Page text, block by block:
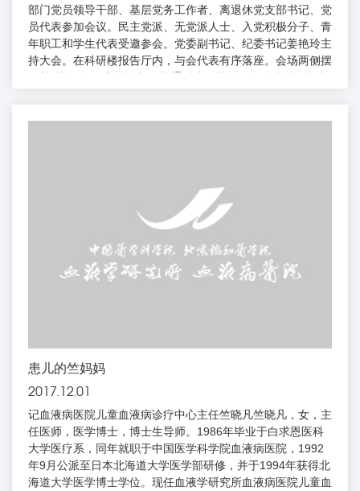
部门党员领导干部、基层党务工作者、离退休党支部书记、党
员代表参加会议。民主党派、无党派人士、入党积极分子、青
年职工和学生代表受邀参会。党委副书记、纪委书记姜艳玲主
持大会。在科研楼报告厅内，与会代表有序落座。会场两侧摆
患儿的竺妈妈
2017.12.01
记血液病医院儿童血液病诊疗中心主任竺晓凡竺晓凡，女，主
任医师，医学博士，博士生导师。1986年毕业于白求恩医科
大学医疗系，同年就职于中国医学科学院血液病医院，1992
年9月公派至日本北海道大学医学部研修，并于1994年获得北
海道大学医学博士学位。现任血液学研究所血液病医院儿童血